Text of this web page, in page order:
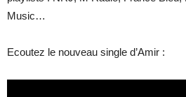
Music…
Ecoutez le nouveau single d’Amir :